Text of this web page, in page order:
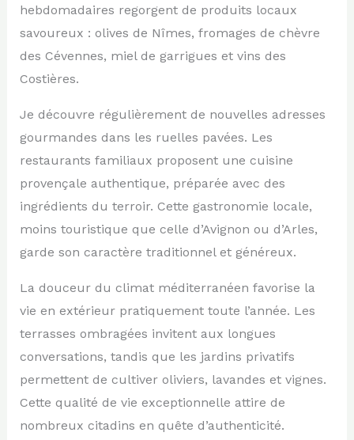
hebdomadaires regorgent de produits locaux
savoureux : olives de Nîmes, fromages de chèvre
des Cévennes, miel de garrigues et vins des
Costières.
Je découvre régulièrement de nouvelles adresses
gourmandes dans les ruelles pavées. Les
restaurants familiaux proposent une cuisine
provençale authentique, préparée avec des
ingrédients du terroir. Cette gastronomie locale,
moins touristique que celle d’Avignon ou d’Arles,
garde son caractère traditionnel et généreux.
La douceur du climat méditerranéen favorise la
vie en extérieur pratiquement toute l’année. Les
terrasses ombragées invitent aux longues
conversations, tandis que les jardins privatifs
permettent de cultiver oliviers, lavandes et vignes.
Cette qualité de vie exceptionnelle attire de
nombreux citadins en quête d’authenticité.